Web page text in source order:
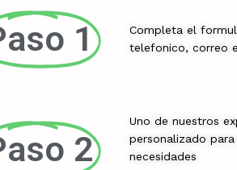
1
2
Completa el
telefonico, correo
Uno de nuestros
personalizado
necesidades